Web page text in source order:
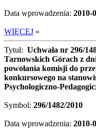
Data wprowadzenia: 2010-
WIĘCEJ »
Tytuł: Uchwała nr 296/
Tarnowskich Górach z
powołania komisji do
konkursowego na
Psychologiczno-
Symbol: 296/1482/2010
Data wprowadzenia: 2010-